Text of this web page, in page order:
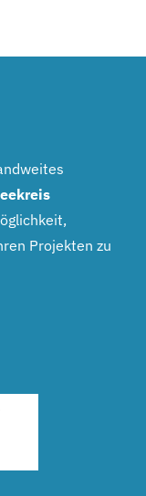
Projekten zu